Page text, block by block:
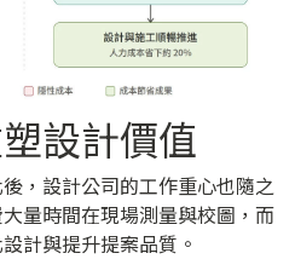
設計價值
，設計公司的工作重心也隨之
量時間在現場測量與校圖，而
計與提升提案品質。